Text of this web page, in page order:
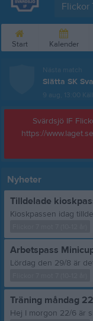
Flickor
Start Kalender
Nästa match
Slätta SK
9 aug, 13:00
Svärdsjö IF
https://
Nyheter
Tilldelade
Arbetspass
Träning måndag